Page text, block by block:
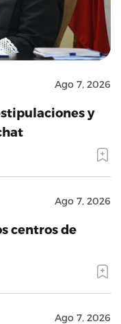
Ago 7, 2026
y
Ago 7, 2026
centros de
Ago 7, 2026